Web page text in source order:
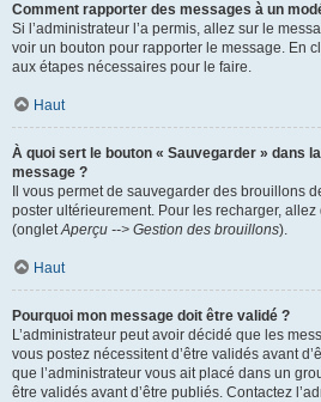
Comment rapporter des messages à un
Si l’administrateur l’a permis, allez sur le
voir un bouton pour rapporter le message. En
aux étapes nécessaires pour le faire.
Haut
À quoi sert le bouton « Sauvegarder » dans
message ?
Il vous permet de sauvegarder des brouillons
poster ultérieurement. Pour les recharger,
(ongletAperçu --> Gestion des brouillons).
Haut
Pourquoi mon message doit être validé ?
L’administrateur peut avoir décidé que les
vous postez nécessitent d’être validés avant
que l’administrateur vous ait placé dans un
être validés avant d’être publiés. Contactez